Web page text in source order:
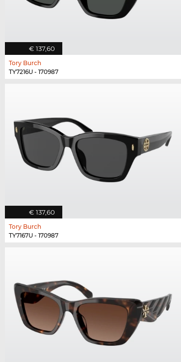
€ 137,60
Tory Burch
TY7216U - 170987
€ 137,60
Tory Burch
TY7167U - 170987